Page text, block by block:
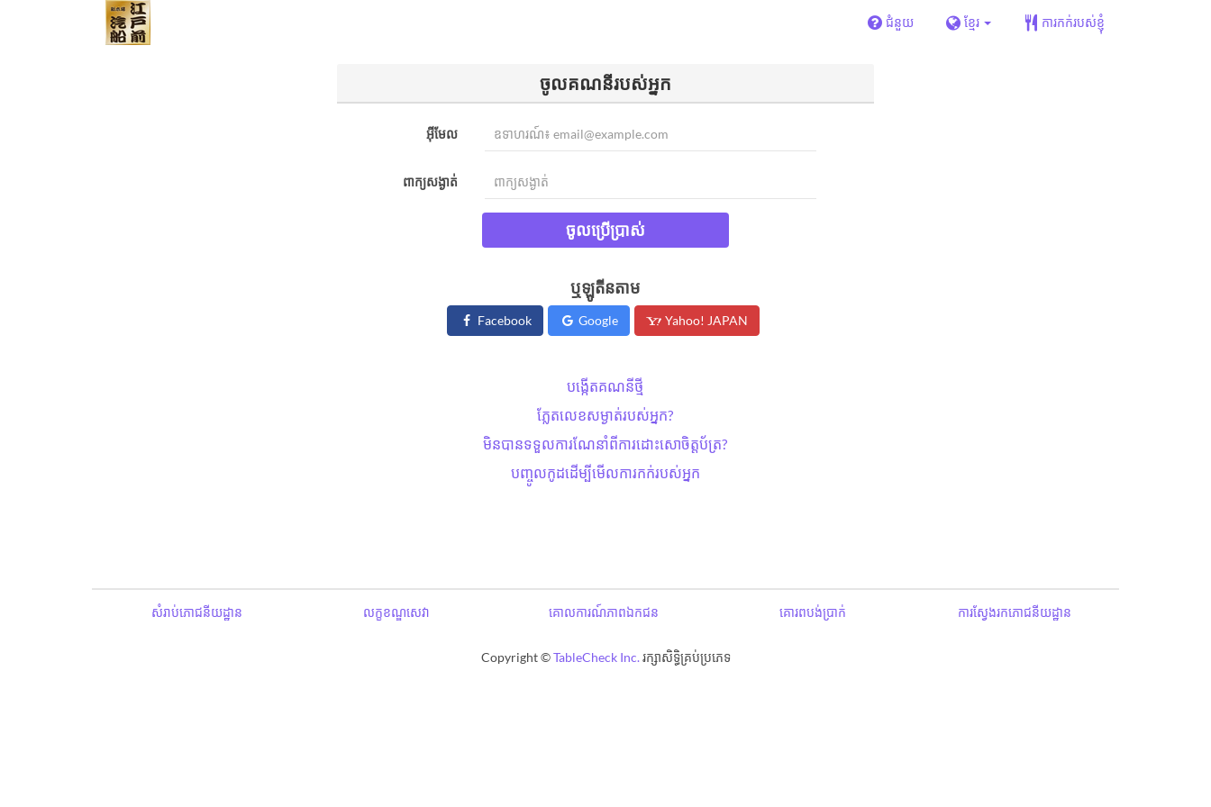
ជំនួយ ខ្មែរ ការកក់របស់ខ្ញុំ
ចូល​គណនីរបស់អ្នក​
អ៊ីមែល
ពាក្យសង្ងាត់
ចូលប្រើប្រាស់
ឬឡូតីនតាម
Facebook Google Yahoo! JAPAN
បង្កើតគណនីថ្មី
ភ្លែតលេខសម្ងាត់​របស់អ្នក?
មិនបានទទួលការណែនាំពីការដោះសោ​ចិត្តប័ត្រ?
បញ្ចូលកូដដើម្បីមើលការកក់របស់អ្នក
សំរាប់ភោជនីយដ្ឋាន លក្ខខណ្ឌសេវា គោលការណ៍ភាពឯកជន គោរពបង់ប្រាក់ ការស្វែងរកភោជនីយដ្ឋាន
Copyright ©TableCheck Inc.រក្សាសិទ្ធិគ្រប់ប្រភេទ